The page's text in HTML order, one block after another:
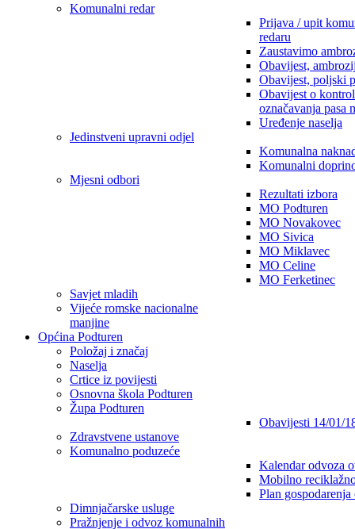
Komunalni redar
Prijava / upit
redaru
Zaustavimo
Obavijest,
Obavijest, poljski
Obavijest o
označavanja pasa
Uređenje naselja
Jedinstveni upravni odjel
Komunalna
Komunalni
Mjesni odbori
Rezultati izbora
MO Podturen
MO Novakovec
MO Sivica
MO Miklavec
MO Celine
MO Ferketinec
Savjet mladih
Vijeće romske nacionalne
manjine
Općina Podturen
Položaj i značaj
Naselja
Crtice iz povijesti
Osnovna škola Podturen
Župa Podturen
Obavijesti 14/01/
Zdravstvene ustanove
Komunalno poduzeće
Kalendar odvoza
Mobilno
Plan gospodarenja
Dimnjačarske usluge
Pražnjenje i odvoz komunalnih